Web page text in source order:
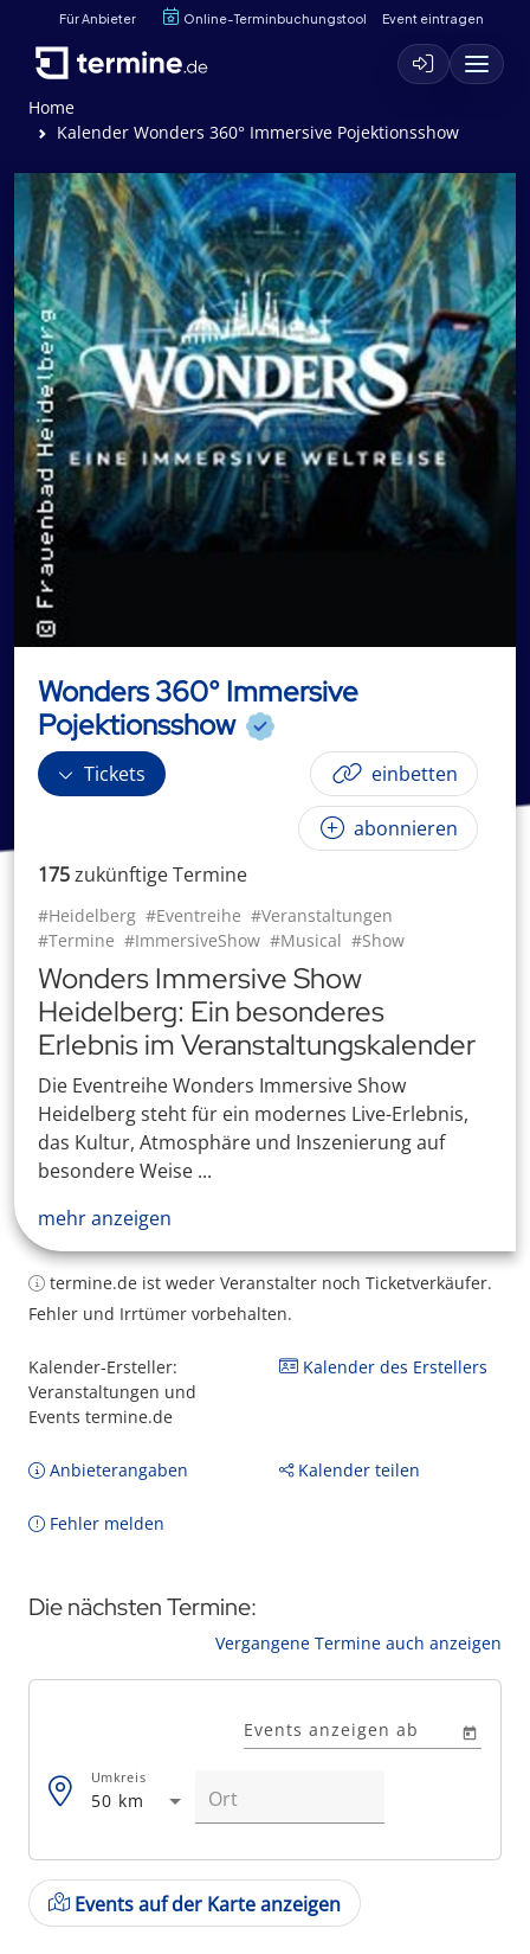
Für Anbieter Online-Terminbuchungstool Event eintragen
Home
Kalender Wonders 360° Immersive Pojektionsshow
Wonders 360° Immersive
Pojektionsshow
Tickets einbetten
abonnieren
175zukünftigeTermine
#Heidelberg #Eventreihe #Veranstaltungen
#Termine #ImmersiveShow #Musical #Show
Wonders Immersive Show
Heidelberg: Ein besonderes
Erlebnis im Veranstaltungskalender
Die Eventreihe Wonders Immersive Show
Heidelberg steht für ein modernes Live-Erlebnis,
das Kultur, Atmosphäre und Inszenierung auf
besondere Weise ...
mehr anzeigen
termine.de ist weder Veranstalter noch Ticketverkäufer.
Fehler und Irrtümer vorbehalten.
Kalender-Ersteller:
Veranstaltungen und
Events termine.de
Kalender des Erstellers
Anbieterangaben Kalender teilen
Fehler melden
Die nächsten Termine:
Vergangene Termine auch anzeigen
Events anzeigen ab
50 km
Umkreis
Events auf der Karte anzeigen